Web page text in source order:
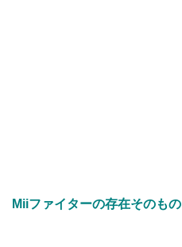
Miiファイターの存在そのもの